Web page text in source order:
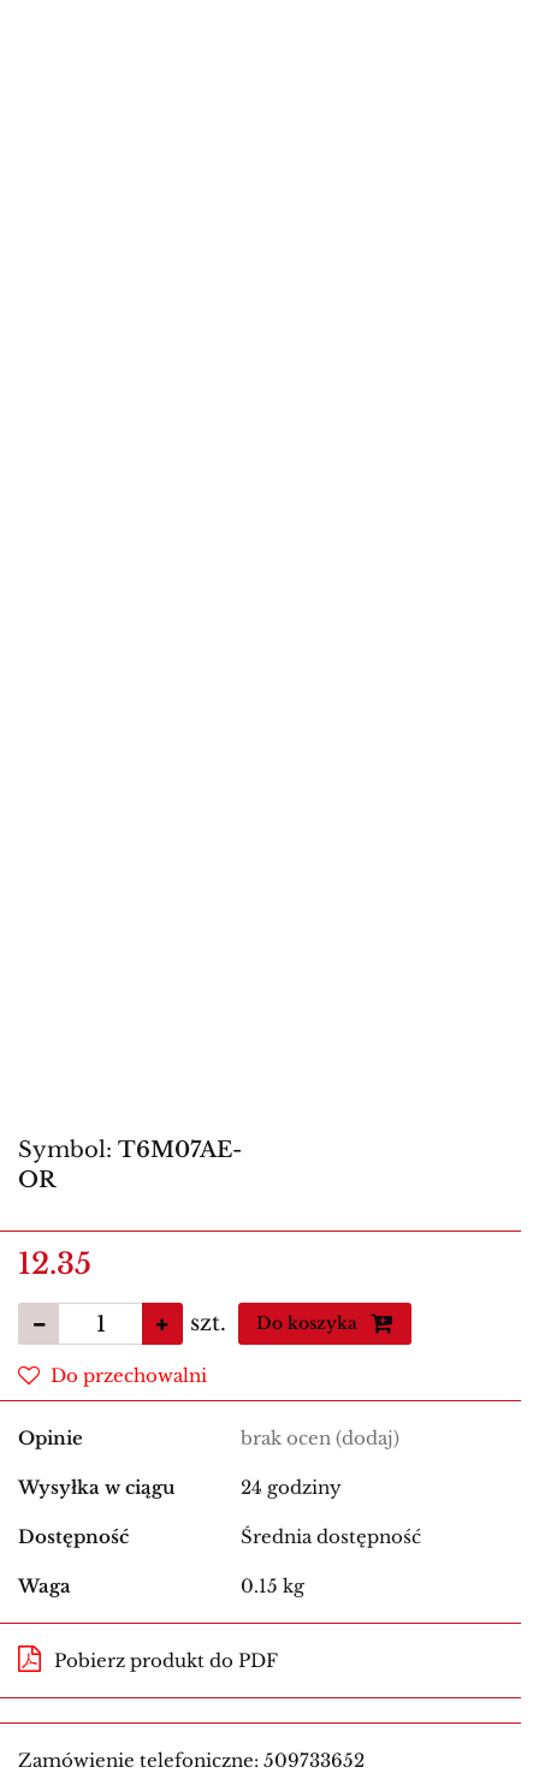
Symbol: T6M07AE-
OR
12.35
szt. Do koszyka
Do przechowalni
Opinie brak ocen (dodaj)
Wysyłka w ciągu 24 godziny
Dostępność Średnia dostępność
Waga 0.15 kg
Pobierz produkt do PDF
Zamówienie telefoniczne: 509733652